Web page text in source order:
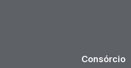
Consórcio